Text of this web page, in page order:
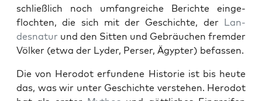
schließlich noch umfan­gre­iche Berichte einge­
flocht­en, die sich mit der Geschichte, der Lan­
desnatur und den Sit­ten und Gebräuchen fremder
Völk­er (etwa der Lyder, Pers­er, Ägypter) befassen.
Die von Herodot erfun­dene His­to­rie ist bis heute
das, was wir unter Geschichte ver­ste­hen. Herodot